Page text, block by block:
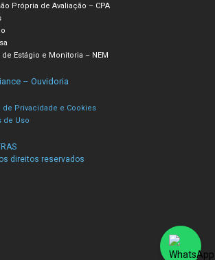
Própria de Avaliação – CPA
Estágio e Monitoria – NEM
– Ouvidoria
de Privacidade e Cookies
de Uso
direitos reservados